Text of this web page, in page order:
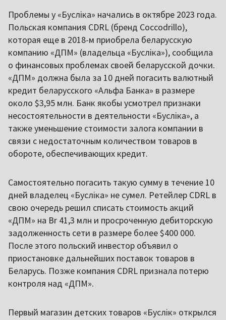
Проблемы у «Бусліка» начались в октябре 2023 года.
Польская компания CDRL (бренд Coccodrillo),
которая еще в 2018-м приобрела беларусскую
компанию «ДПМ» (владельца «Бусліка»), сообщила
о финансовых проблемах своей беларусской дочки.
«ДПМ» должна была за 10 дней погасить валютный
кредит беларусского «Альфа Банка» в размере
около $3,95 млн. Банк якобы усмотрел признаки
несостоятельности в деятельности «Бусліка», а
также уменьшение стоимости залога компании в
связи с недостаточным количеством товаров в
обороте, обеспечивающих кредит.
Самостоятельно погасить такую сумму в течение 10
дней владелец «Бусліка» не сумел. Ретейлер CDRL в
свою очередь решил списать стоимость акций
«ДПМ» на Br 41,3 млн и просроченную дебиторскую
задолженность сети в размере более $400 000.
После этого польский инвестор объявил о
приостановке дальнейших поставок товаров в
Беларусь. Позже компания CDRL признала потерю
контроля над «ДПМ».
Первый магазин детских товаров «Буслік» открылся